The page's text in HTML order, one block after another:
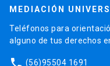
MEDIACIÓN
Teléfonos para
alguno de tus derechos
(56)95504 1691